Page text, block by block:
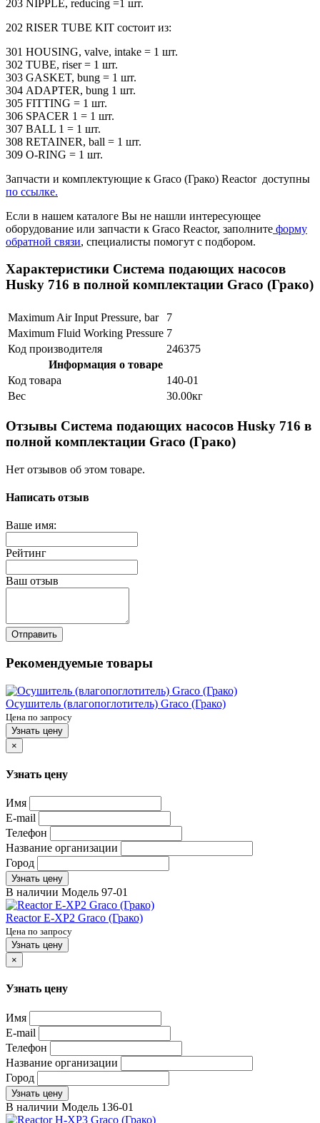
203 NIPPLE, reducing =1 шт.
202 RISER TUBE KIT состоит из:
301 HOUSING, valve, intake = 1 шт.
302 TUBE, riser = 1 шт.
303 GASKET, bung = 1 шт.
304 ADAPTER, bung 1 шт.
305 FITTING = 1 шт.
306 SPACER 1 = 1 шт.
307 BALL 1 = 1 шт.
308 RETAINER, ball = 1 шт.
309 O-RING = 1 шт.
Запчасти и комплектующие к Graco (Грако) Reactor доступны
по ссылке.
Если в нашем каталоге Вы не нашли интересующее
оборудование или запчасти к Graco Reactor, заполните форму
обратной связи, специалисты помогут с подбором.
Характеристики Система подающих насосов
Husky 716 в полной комплектации Graco (Грако)
Maximum Air Input Pressure, bar
7
Maximum Fluid Working Pressure 7
Код производителя
246375
Информация о товаре
Код товара
140-01
Вес
30.00кг
Отзывы Система подающих насосов Husky 716 в
полной комплектации Graco (Грако)
Нет отзывов об этом товаре.
Написать отзыв
Ваше имя:
Рейтинг
Ваш отзыв
Отправить
Рекомендуемые товары
Осушитель (влагопоглотитель) Graco (Грако)
Цена по запросу
Узнать цену
×
Узнать цену
Имя
E-mail
Телефон
Название организации
Город
Узнать цену
В наличии Модель 97-01
Reactor E-XP2 Graco (Грако)
Цена по запросу
Узнать цену
×
Узнать цену
Имя
E-mail
Телефон
Название организации
Город
Узнать цену
В наличии Модель 136-01